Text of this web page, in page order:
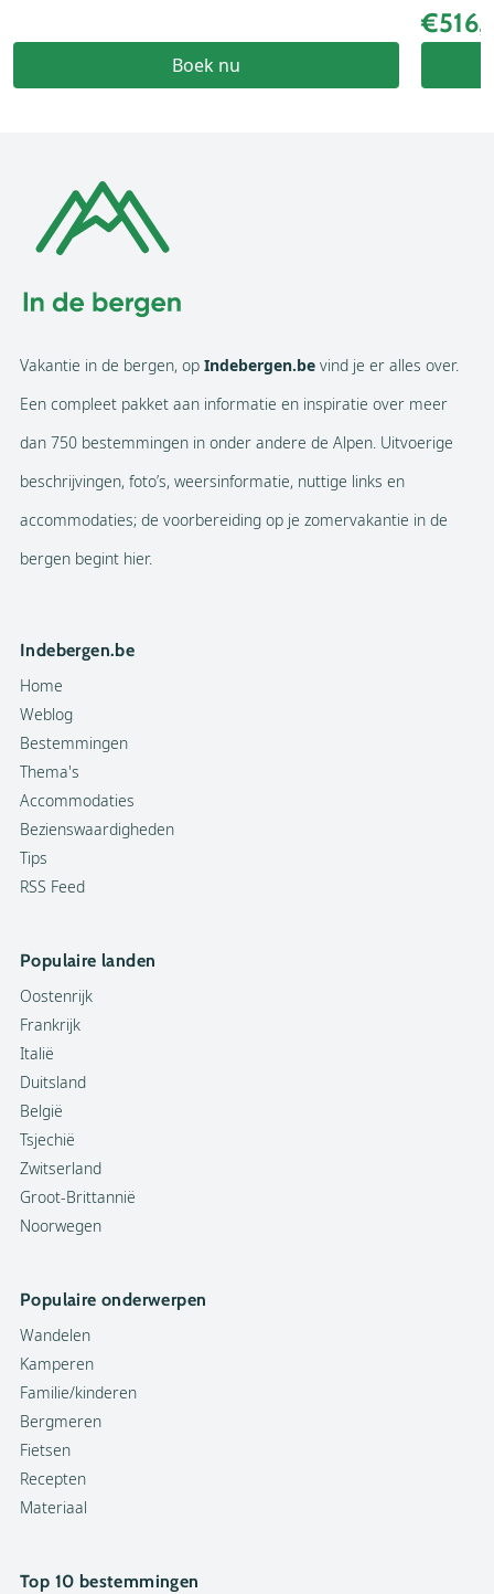
Boek nu
Vakantie in de bergen, op Indebergen.be vind je er alles over.
Een compleet pakket aan informatie en inspiratie over meer
dan 750 bestemmingen in onder andere de Alpen. Uitvoerige
beschrijvingen, foto’s, weersinformatie, nuttige links en
accommodaties; de voorbereiding op je zomervakantie in de
bergen begint hier.
Indebergen.be
Home
Weblog
Bestemmingen
Thema's
Accommodaties
Bezienswaardigheden
Tips
RSS Feed
Populaire landen
Oostenrijk
Frankrijk
Italië
Duitsland
België
Tsjechië
Zwitserland
Groot-Brittannië
Noorwegen
Populaire onderwerpen
Wandelen
Kamperen
Familie/kinderen
Bergmeren
Fietsen
Recepten
Materiaal
Top 10 bestemmingen